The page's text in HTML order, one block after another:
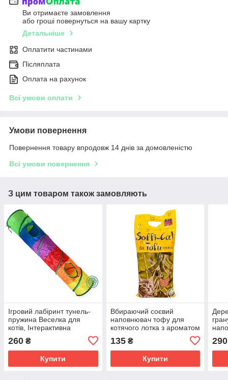
Ви отримаєте замовлення
або гроші повернуться на вашу картку
Детальніше
Оплатити частинами
Післяплата
Оплата на рахунок
Всі умови оплати
Умови повернення
Повернення товару впродовж 14 днів за домовленістю
Всі умови повернення
З цим товаром також замовляють
Ігровий лабіринт тунель-
пружина Веселка для
котів, Інтерактивна
іграшка-туннель шарудний
для кішок
260 ₴
Купити
Вбираючий соєвий
наповнювач тофу для
котячого лотка з ароматом
полуниці Soffi Cat Tofu 6л
(2.6кг)
135₴
Купити
Екот
290